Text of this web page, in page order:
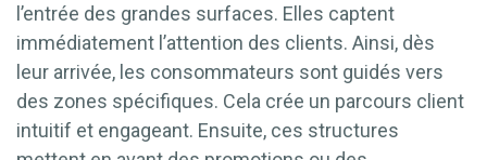
l’entrée des grandes surfaces. Elles captent
immédiatement l’attention des clients. Ainsi, dès
leur arrivée, les consommateurs sont guidés vers
des zones spécifiques. Cela crée un parcours client
intuitif et engageant. Ensuite, ces structures